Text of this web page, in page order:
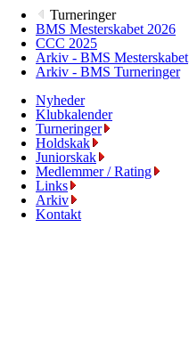
Turneringer
BMS Mesterskabet 2026
CCC 2025
Arkiv - BMS Mesterskabet
Arkiv - BMS Turneringer
Nyheder
Klubkalender
Turneringer
Holdskak
Juniorskak
Medlemmer / Rating
Links
Arkiv
Kontakt